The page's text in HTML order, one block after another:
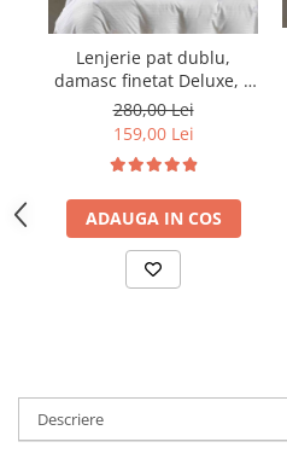
Lenjerie pat dublu,
damasc finetat Deluxe, 6
piese, cearceaf pat cu
elastic, Alb
280,00 Lei
159,00 Lei
ADAUGA IN COS
Descriere